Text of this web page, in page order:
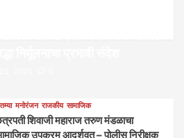
निर्मूलनाचा प्रभावी संदेश
मनोरंजन राजकीय सामाजिक
शिवाजी महाराज तरुण मंडळाचा
उपक्रम आदर्शवत – पोलीस निरीक्षक